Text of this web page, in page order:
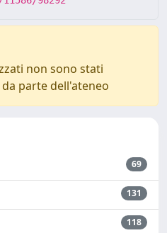
non sono stati
parte dell'ateneo
69
131
118